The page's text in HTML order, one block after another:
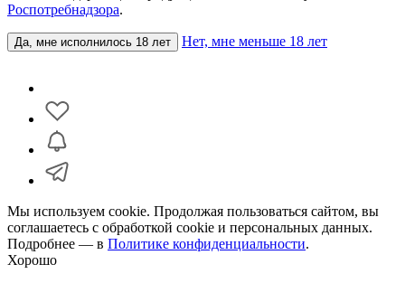
Роспотребнадзора.
Да, мне исполнилось 18 лет Нет, мне меньше 18 лет
Мы используем cookie. Продолжая пользоваться сайтом, вы
соглашаетесь с обработкой cookie и персональных данных.
Подробнее — в Политике конфиденциальности.
Хорошо